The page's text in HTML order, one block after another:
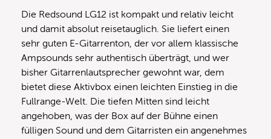
Die Redsound LG12 ist kompakt und relativ leicht
und damit absolut reisetauglich. Sie liefert einen
sehr guten E-Gitarrenton, der vor allem klassische
Ampsounds sehr authentisch überträgt, und wer
bisher Gitarrenlautsprecher gewohnt war, dem
bietet diese Aktivbox einen leichten Einstieg in die
Fullrange-Welt. Die tiefen Mitten sind leicht
angehoben, was der Box auf der Bühne einen
fülligen Sound und dem Gitarristen ein angenehmes